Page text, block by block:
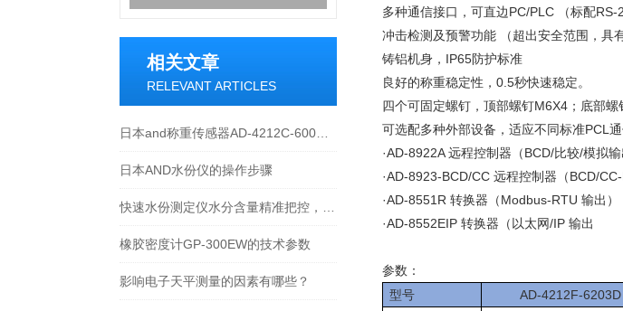
相关文章
RELEVANT ARTICLES
日本AND水份仪的操作步骤
橡胶密度计GP-300EW的技术参数
影响电子天平测量的因素有哪些？
多种通信接口，可直边PC/PLC （标配RS-
冲击检测及预警功能 （超出安全范围，具
铸铝机身， IP65防护标准
良好的称重稳定性， 0.5秒快速稳定。
四个可固定螺钉，顶部螺钉M6X4 ；底部螺
可选配多种外部设备，适应不同标准PCL 通
·AD-8922A远程控制器（BCD/比较/模拟输
·AD-8923-BCD/CC 远程控制器（BCD/
·AD-8551R 转换器（Modbus-RTU 输出）
·AD-8552EIP 转换器（以太网/IP 输出
参数：
型号
AD-4212F-6203D